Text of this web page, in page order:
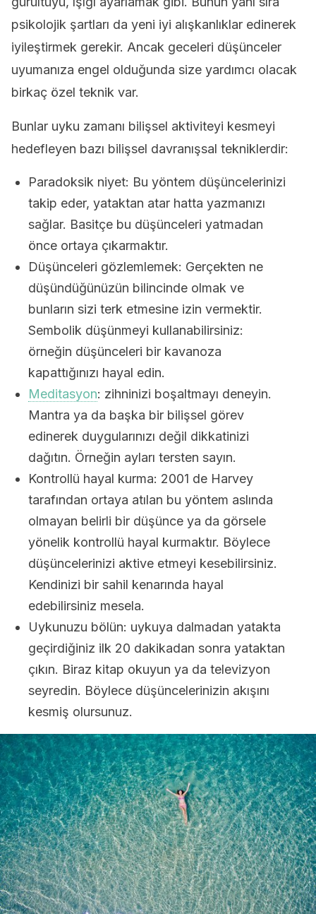
psikolojik şartları da yeni iyi alışkanlıklar edinerek
iyileştirmek gerekir. Ancak geceleri düşünceler
uyumanıza engel olduğunda size yardımcı olacak
birkaç özel teknik var.
Bunlar uyku zamanı bilişsel aktiviteyi kesmeyi
hedefleyen bazı bilişsel davranışsal tekniklerdir:
Paradoksik niyet: Bu yöntem düşüncelerinizi
takip eder, yataktan atar hatta yazmanızı
sağlar. Basitçe bu düşünceleri yatmadan
önce ortaya çıkarmaktır.
Düşünceleri gözlemlemek: Gerçekten ne
düşündüğünüzün bilincinde olmak ve
bunların sizi terk etmesine izin vermektir.
Sembolik düşünmeyi kullanabilirsiniz:
örneğin düşünceleri bir kavanoza
kapattığınızı hayal edin.
Meditasyon: zihninizi boşaltmayı deneyin.
Mantra ya da başka bir bilişsel görev
edinerek duygularınızı değil dikkatinizi
dağıtın. Örneğin ayları tersten sayın.
Kontrollü hayal kurma: 2001 de Harvey
tarafından ortaya atılan bu yöntem aslında
olmayan belirli bir düşünce ya da görsele
yönelik kontrollü hayal kurmaktır. Böylece
düşüncelerinizi aktive etmeyi kesebilirsiniz.
Kendinizi bir sahil kenarında hayal
edebilirsiniz mesela.
Uykunuzu bölün: uykuya dalmadan yatakta
geçirdiğiniz ilk 20 dakikadan sonra yataktan
çıkın. Biraz kitap okuyun ya da televizyon
seyredin. Böylece düşüncelerinizin akışını
kesmiş olursunuz.